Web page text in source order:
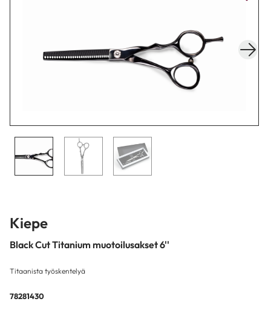
Kiepe
Black Cut Titanium muotoilusakset 6''
Titaanista työskentelyä
78281430